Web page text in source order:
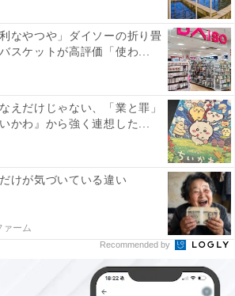
を選ばず本格的な作業をしたい人に
といえそうです。
セール】Anker「急速充電器」が
価格で登場中【2月28日】
なやつや」ダイソーの折り畳
スケットが高評価「使わ...
えだけじゃない、「業と罪」
かわ』から強く連想した...
けが気づいている違い
ァーム
Recommended by